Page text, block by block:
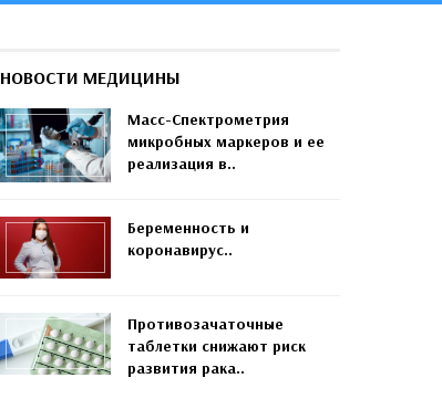
НОВОСТИ МЕДИЦИНЫ
Масс-Спектрометрия
микробных маркеров и ее
реализация в..
Беременность и
коронавирус..
Противозачаточные
таблетки снижают риск
развития рака..